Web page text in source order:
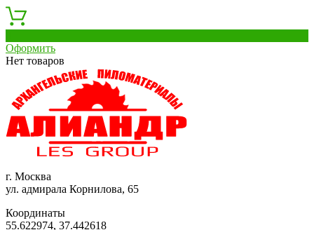
Оформить
Нет товаров
г. Москва
ул. адмирала Корнилова, 65
Координаты
55.622974, 37.442618